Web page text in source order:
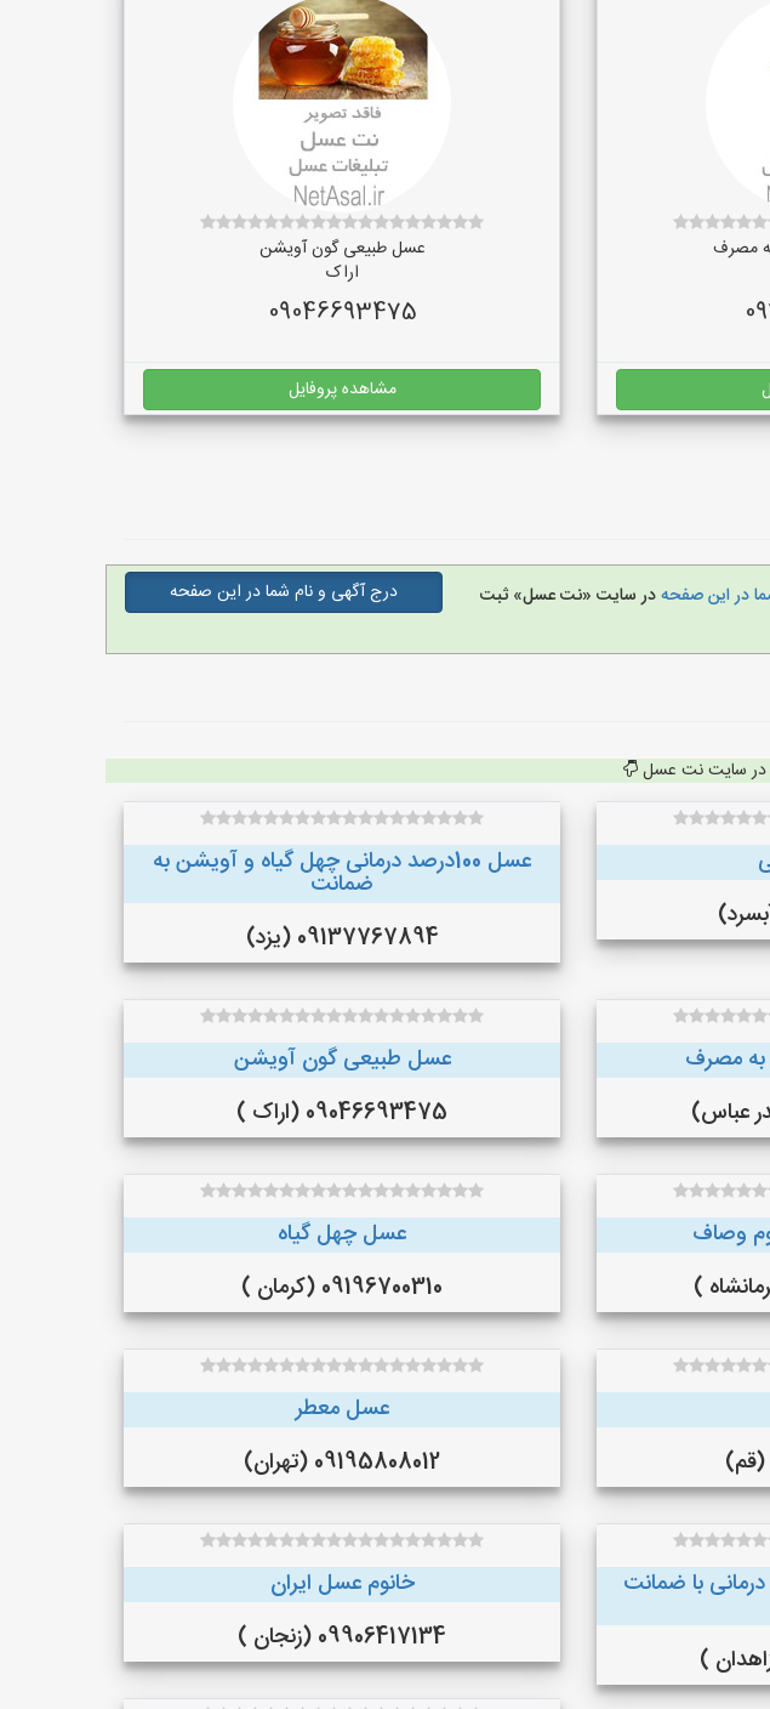
مصرف
عسل طبیعی گون آویشن
اراک
09046693475
مشاهده پروفایل
در این صفحهدر سایت «نت عسل» ثبت
درج آگهی و نام شما در این صفحه
در سایت نت عسل
عسل 100درصد درمانی چهل گیاه و آویشن به
ضمانت
09137767894 (یزد)
به مصرف
عسل طبیعی گون آویشن
09046693475 (اراک )
وصاف
عسل چهل گیاه
09196700310 (کرمان )
عسل معطر
09195808012 (تهران)
با ضمانت
خانوم عسل ایران
09906417134 (زنجان )